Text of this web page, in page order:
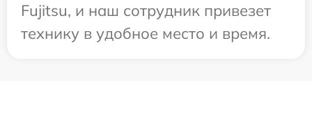
Fujitsu, и наш сотрудник привезет
технику в удобное место и время.